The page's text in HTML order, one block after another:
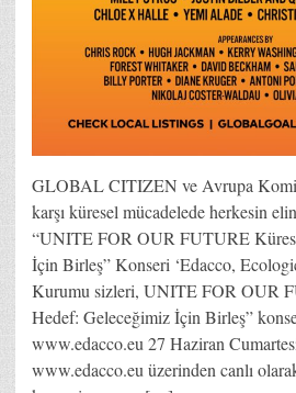
GLOBAL CITIZEN ve Avrupa
karşı küresel mücadelede herkesin
“UNITE FOR OUR FUTURE
İçin Birleş” Konseri ‘Edacco,
Kurumu sizleri, UNITE FOR OUR
Hedef: Geleceğimiz İçin Birleş”
www.edacco.eu 27 Haziran
www.edacco.eu üzerinden canlı